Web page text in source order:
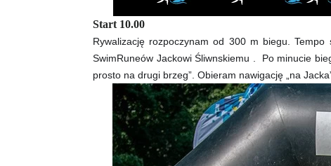
Start 10.00
Rywalizację rozpoczynam od 300 m biegu.
SwimRuneów Jackowi Śliwnskiemu . Po minucie
prosto na drugi brzeg”. Obieram nawigację „na